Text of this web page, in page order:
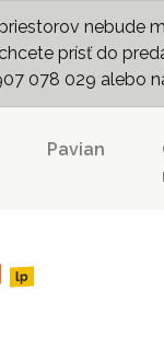
prísť do
078 029 alebo
Pavian
lp